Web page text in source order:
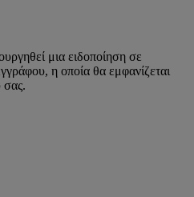
μια ειδοποίηση σε
η οποία θα εμφανίζεται
σας.